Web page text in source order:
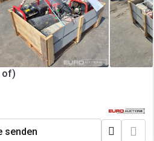
of)
senden